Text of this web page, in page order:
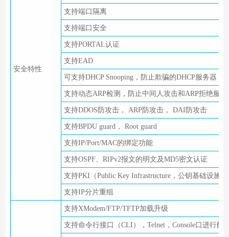
安全特性
支持端口隔离
支持端口安全
支持PORTAL认证
支持EAD
可支持DHCP Snooping，防止欺骗的DHCP服务器
支持动态ARP检测，防止中间人攻击和ARP拒绝服务
支持DDOS防攻击， ARP防攻击， DAI防攻击
支持BPDU guard， Root guard
支持IP/Port/MAC的绑定功能
支持OSPF、RIPv2报文的明文及MD5密文认证
支持PKI（Public Key Infrastructure，公钥基础设施）
支持IP分片重组
支持XModem/FTP/TFTP加载升级
支持命令行接口（CLI），Telnet，Console口进行配